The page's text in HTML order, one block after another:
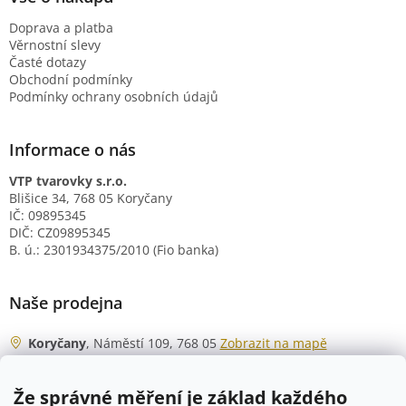
Že správné měření je základ každého
Doprava a platba
Věrnostní slevy
Časté dotazy
Obchodní podmínky
Podmínky ochrany osobních údajů
Informace o nás
VTP tvarovky s.r.o.
Blišice 34, 768 05 Koryčany
IČ: 09895345
DIČ: CZ09895345
B. ú.: 2301934375/2010 (Fio banka)
Naše prodejna
Koryčany, Náměstí 109, 768 05 Zobrazit na mapě
Po - Čt
06:00 - 07:00